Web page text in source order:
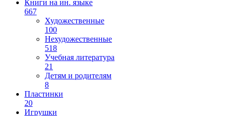
Книги на ин. языке
667
Художественные
100
Нехудожественные
518
Учебная литература
21
Детям и родителям
8
Пластинки
20
Игрушки